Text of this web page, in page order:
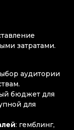
затратами.
аудитории
бюджет для
для
: гемблинг,